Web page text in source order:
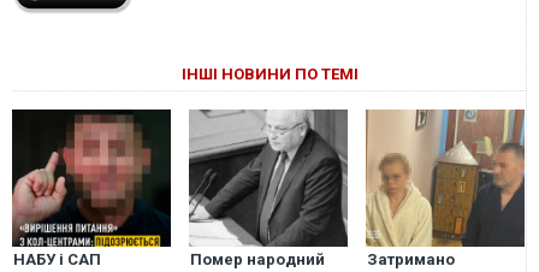
ІНШІ НОВИНИ ПО ТЕМІ
НАБУ і САП
Помер народний
Затримано